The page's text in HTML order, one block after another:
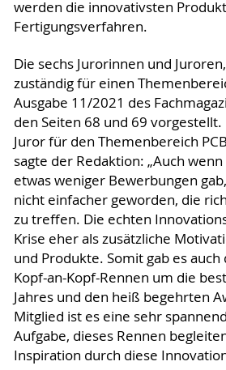
werden die innovativsten
Fertigungsverfahren.
Die sechs Jurorinnen und
zuständig für einen
Ausgabe 11/2021 des
den Seiten 68 und 69
Juror für den Themenbereich
sagte der Redaktion: „Auch wenn
etwas weniger Bewerbungen
nicht einfacher geworden, die
zu treffen. Die echten
Krise eher als zusätzliche
und Produkte. Somit gab es auch
Kopf-an-Kopf-Rennen um die
Jahres und den heiß begehrten
Mitglied ist es eine sehr
Aufgabe, dieses Rennen
Inspiration durch diese